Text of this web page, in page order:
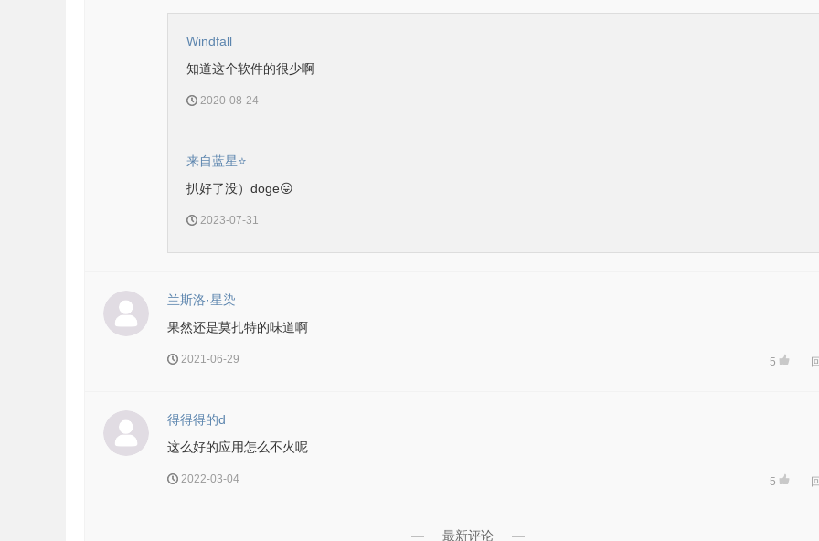
Windfall
知道这个软件的很少啊
2020-08-24
来自蓝星⭐
扒好了没）doge😛
2023-07-31
兰斯洛·星染
果然还是莫扎特的味道啊
2021-06-29 5
得得得的d
这么好的应用怎么不火呢
2022-03-04 5
最新评论